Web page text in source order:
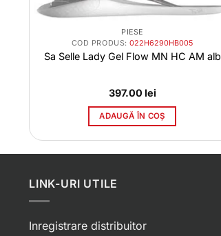
PIESE
COD PRODUS:022H6290HB005
Sa Selle Lady Gel Flow MN HC AM alb
397.00 lei
ADAUGĂ ÎN COȘ
LINK-URI UTILE
Inregistrare distribuitor